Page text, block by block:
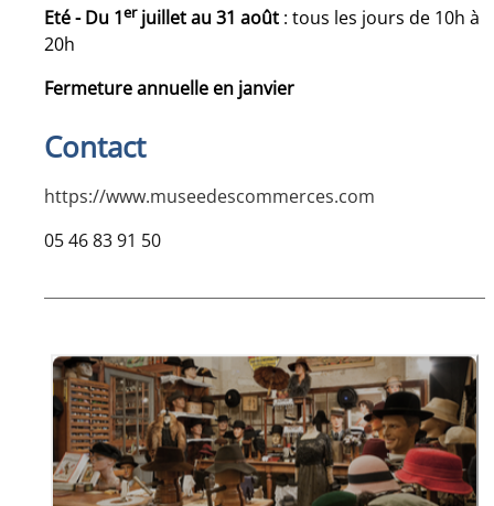
Eté - Du 1erjuillet au 31 août : tous les jours de 10h à
20h
Fermeture annuelle en janvier
Contact
https://www.museedescommerces.com
05 46 83 91 50